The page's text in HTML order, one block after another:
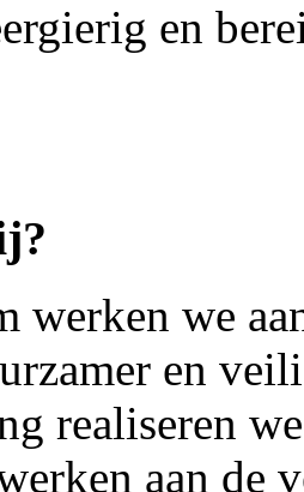
en
werken we
en
realiseren
aan de